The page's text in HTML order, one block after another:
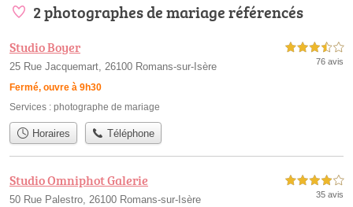
2 photographes de mariage référencés
Studio Boyer
25 Rue Jacquemart, 26100 Romans-sur-Isère
Fermé, ouvre à 9h30
3,5 étoiles sur 5
76 avis
Services : photographe de mariage
Horaires Téléphone
Studio Omniphot Galerie
50 Rue Palestro, 26100 Romans-sur-Isère
4,0 étoiles sur 5
35 avis